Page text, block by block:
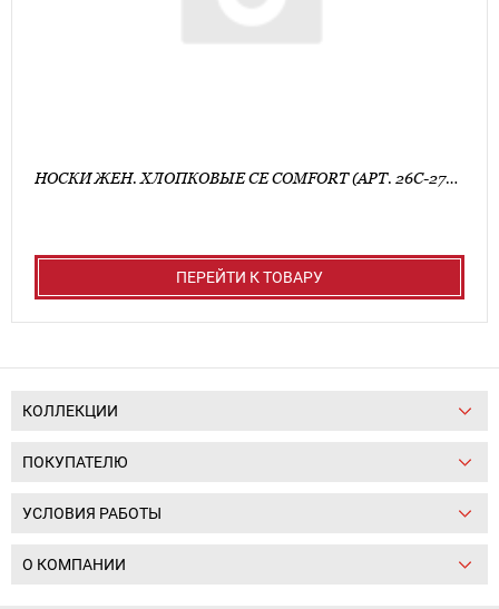
НОСКИ ЖЕН. ХЛОПКОВЫЕ CE COMFORT (АРТ. 26С-27СП)
ПЕРЕЙТИ К ТОВАРУ
КОЛЛЕКЦИИ
ПОКУПАТЕЛЮ
УСЛОВИЯ РАБОТЫ
О КОМПАНИИ